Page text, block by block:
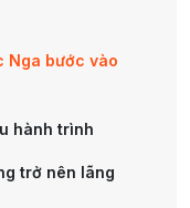
Nga bước vào
hành trình
trở nên lãng